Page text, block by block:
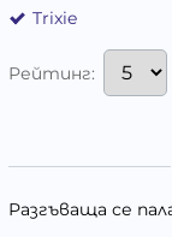
Trixie
Рейтинг:
Разгъваща се